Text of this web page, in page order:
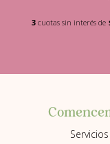
3cuotas sin interés de
Servicios